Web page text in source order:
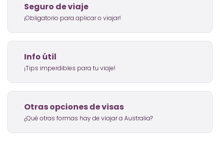
Seguro de viaje
¡Obligatorio para aplicar o viajar!
Info útil
¡Tips imperdibles para tu viaje!
Otras opciones de visas
¿Qué otras formas hay de viajar a Australia?